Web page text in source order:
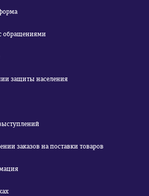
обращениями
защиты населения
заказов на поставки товаров